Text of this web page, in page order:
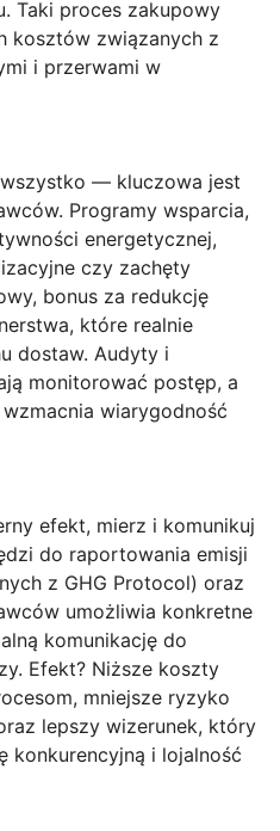
Taki proces zakupowy
kosztów związanych z
i przerwami w
— kluczowa jest
Programy wsparcia,
energetycznej,
czy zachęty
bonus za redukcję
które realnie
dostaw. Audyty i
monitorować postęp, a
wiarygodność
efekt, mierz i komunikuj
do raportowania emisji
z GHG Protocol) oraz
umożliwia konkretne
komunikację do
Efekt? Niższe koszty
mniejsze ryzyko
lepszy wizerunek, który
konkurencyjną i lojalność